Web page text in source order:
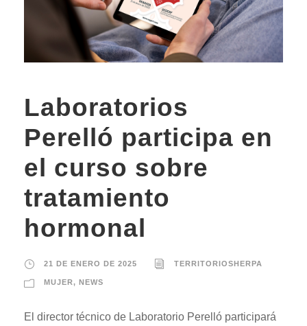
Laboratorios
Perelló participa en
el curso sobre
tratamiento
hormonal
21 DE ENERO DE 2025 TERRITORIOSHERPA
MUJER, NEWS
El director técnico de Laboratorio Perelló participará